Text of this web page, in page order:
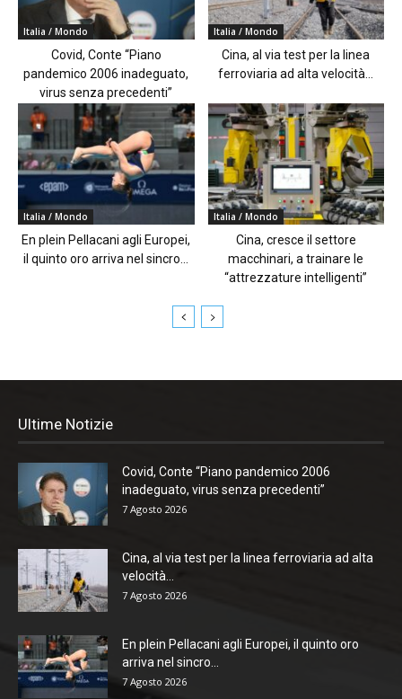
Italia / Mondo
Covid, Conte “Piano
pandemico 2006 inadeguato,
virus senza precedenti”
Italia / Mondo
Cina, al via test per la linea
ferroviaria ad alta velocità...
Italia / Mondo
En plein Pellacani agli Europei,
il quinto oro arriva nel sincro...
Italia / Mondo
Cina, cresce il settore
macchinari, a trainare le
“attrezzature intelligenti”
Ultime Notizie
Covid, Conte “Piano pandemico 2006
inadeguato, virus senza precedenti”
7 Agosto 2026
Cina, al via test per la linea ferroviaria ad alta
velocità...
7 Agosto 2026
En plein Pellacani agli Europei, il quinto oro
arriva nel sincro...
7 Agosto 2026